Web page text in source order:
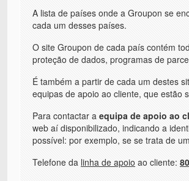
A lista de países onde a Groupon se
cada um desses países.
O site Groupon de cada país contém
proteção de dados, programas de
É também a partir de cada um destes
equipas de apoio ao cliente, que estão
Para contactar a equipa de apoio ao
web aí disponibilizado, indicando a
possível: por exemplo, se se trata de
Telefone da linha de apoio ao cliente: